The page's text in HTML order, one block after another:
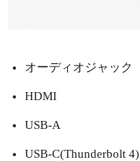
オーディオジャック
HDMI
USB-A
USB-C(Thunderbolt 4)